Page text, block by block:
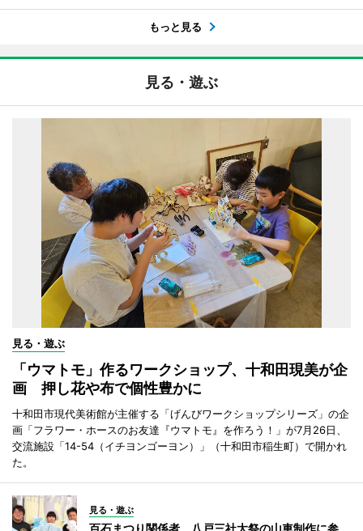
もっと見る
見る・遊ぶ
見る・遊ぶ
「ウマトモ」作るワークショップ、十和田現美が企
画 押し花や布で個性豊かに
十和田市現代美術館が主催する「げんびワークショップシリーズ」の企
画「フラワー・ホースのお友達『ウマトモ』を作ろう！」が7月26日、
交流施設「14-54（イチヨンゴーヨン）」（十和田市稲生町）で開かれ
た。
見る・遊ぶ
百石まつり関係者、八戸三社大祭の山車制作に参